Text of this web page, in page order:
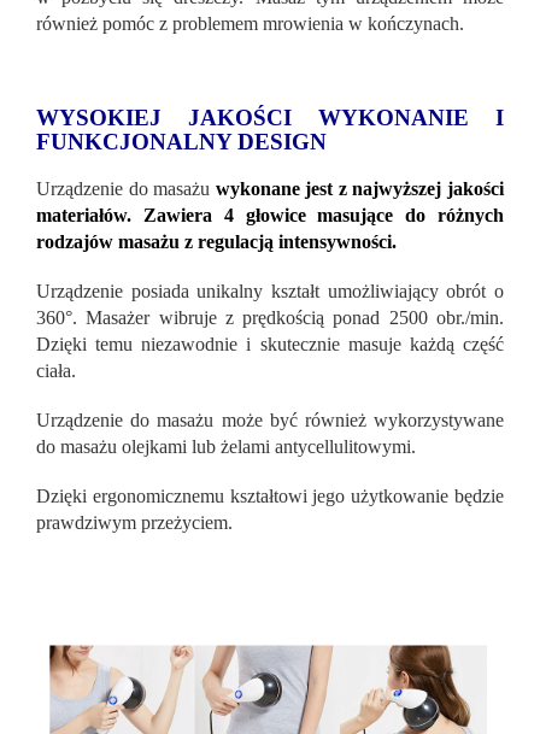
również pomóc z problemem mrowienia w kończynach.
WYSOKIEJ JAKOŚCI WYKONANIE I
FUNKCJONALNY DESIGN
Urządzenie do masażu wykonane jest z najwyższej jakości
materiałów. Zawiera 4 głowice masujące do różnych
rodzajów masażu z regulacją intensywności.
Urządzenie posiada unikalny kształt umożliwiający obrót o
360°. Masażer wibruje z prędkością ponad 2500 obr./min.
Dzięki temu niezawodnie i skutecznie masuje każdą część
ciała.
Urządzenie do masażu może być również wykorzystywane
do masażu olejkami lub żelami antycellulitowymi.
Dzięki ergonomicznemu kształtowi jego użytkowanie będzie
prawdziwym przeżyciem.